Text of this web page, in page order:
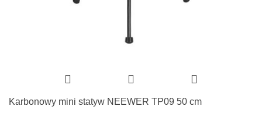
Karbonowy mini statyw NEEWER TP09 50 cm